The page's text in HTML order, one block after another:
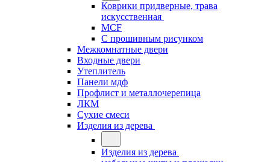
Коврики придверные, трава
искусственная
MCF
С прошивным рисунком
Межкомнатные двери
Входные двери
Утеплитель
Панели мдф
Профлист и металлочерепица
ЛКМ
Сухие смеси
Изделия из дерева
Изделия из дерева